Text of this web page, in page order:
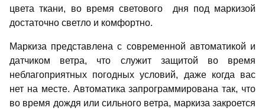
цвета ткани, во время светового дня под маркизой
достаточно светло и комфортно.
Маркиза представлена с современной автоматикой и
датчиком ветра, что служит защитой во время
неблагоприятных погодных условий, даже когда вас
нет на месте. Автоматика запрограммирована так, что
во время дождя или сильного ветра, маркиза закроется